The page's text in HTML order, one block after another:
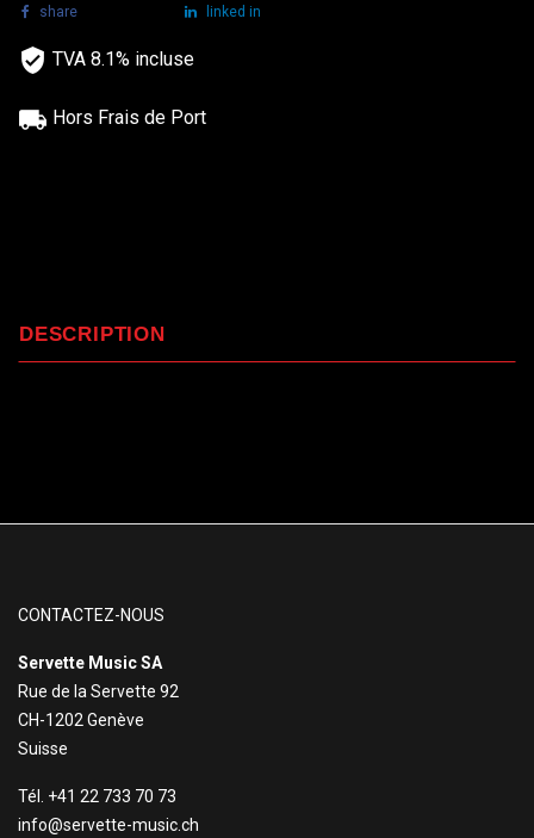
share linked in
TVA 8.1% incluse
Hors Frais de Port
DESCRIPTION
CONTACTEZ-NOUS
Servette Music SA
Rue de la Servette 92
CH-1202 Genève
Suisse
Tél. +41 22 733 70 73
info@servette-music.ch